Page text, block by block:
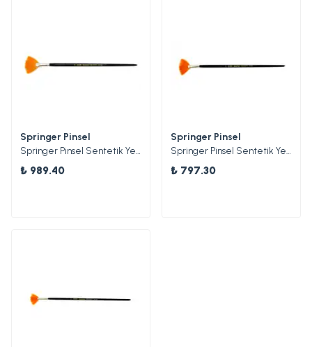
Springer Pinsel
Springer Pinsel Sentetik Yelpaze Fırça 10
₺ 989.40
Springer Pinsel
Springer Pinsel Sentetik Yelpaze Fırça 06
₺ 797.30